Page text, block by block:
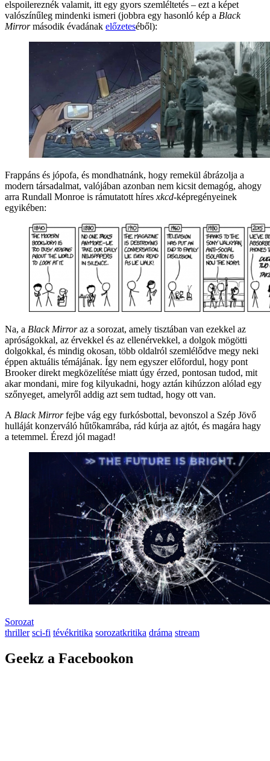
elspoilereznék valamit, itt egy gyors szemléltetés – ezt a képet
valószínűleg mindenki ismeri (jobbra egy hasonló kép a Black
Mirrormásodik évadának előzeteséből):
Frappáns és jópofa, és mondhatnánk, hogy remekül ábrázolja a
modern társadalmat, valójában azonban nem kicsit demagóg, ahogy
arra Rundall Monroe is rámutatott híres xkcd-képregényeinek
egyikében:
Na, a Black Mirroraz a sorozat, amely tisztában van ezekkel az
apróságokkal, az érvekkel és az ellenérvekkel, a dolgok mögötti
dolgokkal, és mindig okosan, több oldalról szemlélődve megy neki
éppen aktuális témájának. Így nem egyszer előfordul, hogy pont
Brooker direkt megközelítése miatt úgy érzed, pontosan tudod, mit
akar mondani, mire fog kilyukadni, hogy aztán kihúzzon alólad egy
szőnyeget, amelyről addig azt sem tudtad, hogy ott van.
A Black Mirrorfejbe vág egy furkósbottal, bevonszol a Szép Jövő
hulláját konzerváló hűtőkamrába, rád kúrja az ajtót, és magára hagy
a tetemmel. Érezd jól magad!
Sorozat
thriller sci-fi tévékritika sorozatkritika dráma stream
Geekz a Facebookon